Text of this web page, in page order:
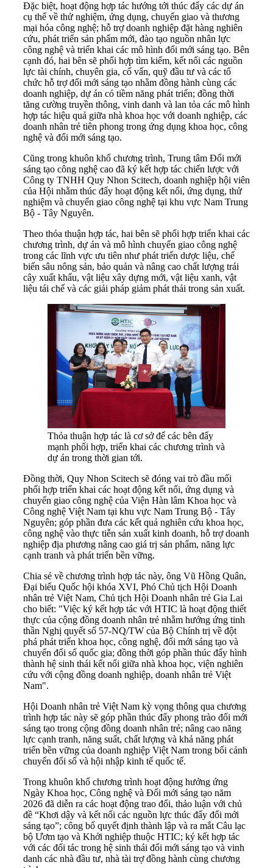
Đặc biệt, hoạt động hợp tác hướng tới thúc đẩy các dự án
cụ thể về thử nghiệm, ứng dụng, chuyển giao và thương
mại hóa công nghệ; hỗ trợ doanh nghiệp đặt hàng nghiên
cứu, phát triển sản phẩm mới, đào tạo nguồn nhân lực
công nghệ và triển khai các mô hình đổi mới sáng tạo. Bên
cạnh đó, hai bên sẽ phối hợp tìm kiếm, kết nối các nguồn
lực tài chính, chuyên gia, cố vấn, quỹ đầu tư và các tổ
chức hỗ trợ đổi mới sáng tạo nhằm đồng hành cùng các
doanh nghiệp, dự án có tiềm năng phát triển; đồng thời
tăng cường truyền thông, vinh danh và lan tỏa các mô hình
hợp tác hiệu quả giữa nhà khoa học với doanh nghiệp, các
doanh nhân trẻ tiên phong trong ứng dụng khoa học, công
nghệ và đổi mới sáng tạo.
Cũng trong khuôn khổ chương trình, Trung tâm Đổi mới
sáng tạo công nghệ cao đã ký kết hợp tác chiến lược với
Công ty TNHH Quy Nhon Scitech, doanh nghiệp hội viên
của Hội nhằm thúc đẩy hoạt động kết nối, ứng dụng, thử
nghiệm và chuyển giao công nghệ tại khu vực Nam Trung
Bộ - Tây Nguyên.
Theo thỏa thuận hợp tác, hai bên sẽ phối hợp triển khai các
chương trình, dự án và mô hình chuyển giao công nghệ
trong các lĩnh vực ưu tiên như phát triển dược liệu, chế
biến sâu nông sản, bảo quản và nâng cao chất lượng trái
cây xuất khẩu, vật liệu xây dựng mới, vật liệu xanh, vật
liệu tái chế và các giải pháp giảm phát thải trong sản xuất.
Thỏa thuận hợp tác là cơ sở để các bên đẩy
mạnh phối hợp, triển khai các chương trình và
dự án trong thời gian tới.
Đồng thời, Quy Nhon Scitech sẽ đóng vai trò đầu mối
phối hợp triển khai các hoạt động kết nối, ứng dụng và
chuyển giao công nghệ của Viện Hàn lâm Khoa học và
Công nghệ Việt Nam tại khu vực Nam Trung Bộ - Tây
Nguyên; góp phần đưa các kết quả nghiên cứu khoa học,
công nghệ vào thực tiễn sản xuất kinh doanh, hỗ trợ doanh
nghiệp địa phương nâng cao giá trị sản phẩm, năng lực
cạnh tranh và phát triển bền vững.
Chia sẻ về chương trình hợp tác này, ông Vũ Hồng Quân,
Đại biểu Quốc hội khóa XVI, Phó Chủ tịch Hội Doanh
nhân trẻ Việt Nam, Chủ tịch Hội Doanh nhân trẻ Gia Lai
cho biết: "Việc ký kết hợp tác với HTIC là hoạt động thiết
thực của cộng đồng doanh nhân trẻ nhằm hướng ứng tinh
thần Nghị quyết số 57-NQ/TW của Bộ Chính trị về đột
phá phát triển khoa học, công nghệ, đổi mới sáng tạo và
chuyển đổi số quốc gia; đồng thời góp phần thúc đẩy hình
thành hệ sinh thái kết nối giữa nhà khoa học, viện nghiên
cứu với cộng đồng doanh nghiệp, doanh nhân trẻ Việt
Nam".
Hội Doanh nhân trẻ Việt Nam kỳ vọng thông qua chương
trình hợp tác này sẽ góp phần thúc đẩy phong trào đổi mới
sáng tạo trong cộng đồng doanh nhân trẻ; nâng cao năng
lực cạnh tranh, năng suất, chất lượng và khả năng phát
triển bền vững của doanh nghiệp Việt Nam trong bối cảnh
chuyển đổi số và hội nhập kinh tế quốc tế.
Trong khuôn khổ chương trình hoạt động hưởng ứng
Ngày Khoa học, Công nghệ và Đổi mới sáng tạo năm
2026 đã diễn ra các hoạt động trao đổi, thảo luận với chủ
đề “Khơi dậy và kết nối các nguồn lực thúc đẩy đổi mới
sáng tạo”; công bố quyết định thành lập và ra mắt Câu lạc
bộ Ươm tạo và Khởi nghiệp thuộc HTIC; ký kết hợp tác
với các đối tác trong hệ sinh thái đổi mới sáng tạo và vinh
danh các nhà đầu tư, nhà tài trợ đồng hành cùng chương